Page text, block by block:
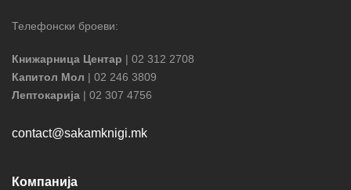
Телефонски броеви:
Книжарница Центар | 02 312 2708
Капитол Мол | 02 246 3809
Лептокарија | 02 307 4756
contact@sakamknigi.mk
Компанија